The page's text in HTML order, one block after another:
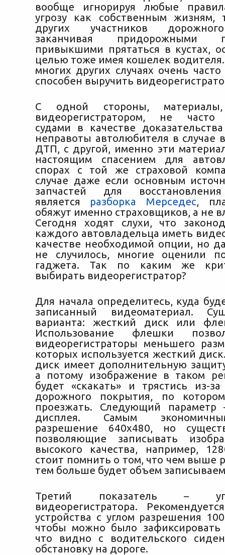
вообще игнорируя любые
угрозу как собственным
других участников
заканчивая придорожными
привыкшими прятаться в кустах,
целью тоже имея кошелек водителя.
многих других случаях очень
способен выручить
С одной стороны, материалы,
видеорегистратором, не часто
судами в качестве
неправоты автолюбителя в случае
ДТП, с другой, именно эти
настоящим спасением для
спорах с той же страховой
случае даже если основным
запчастей для
является разборка Мерседес,
обяжут именно страховщиков, а не
Сегодня ходят слухи, что
каждого автовладельца иметь
качестве необходимой опции, но
не случилось, многие оценили
гаджета. Так по каким же
выбирать видеорегистратор?
Для начала определитесь, куда
записанный видеоматериал.
варианта: жесткий диск или
Использование флешки
видеорегистраторы меньшего
которых используется жесткий
диск имеет дополнительную
а потому изображение в таком
будет «скакать» и трястись из-за
дорожного покрытия, по
проезжать. Следующий параметр
дисплея. Самым
разрешение 640х480, но
позволяющие записывать
высокого качества, например,
стоит помнить о том, что чем выше
тем больше будет объем
Третий показатель –
видеорегистратора.
устройства с углом разрешения
чтобы можно было зафиксировать
что видно с водительского
обстановку на дороге.